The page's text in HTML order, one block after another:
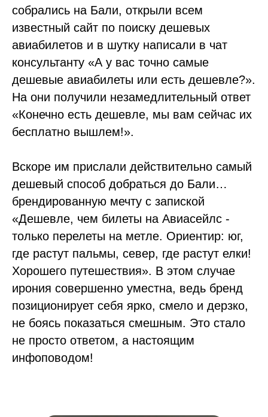
собрались на Бали, открыли всем
известный сайт по поиску дешевых
авиабилетов и в шутку написали в чат
консультанту «А у вас точно самые
дешевые авиабилеты или есть дешевле?».
На они получили незамедлительный ответ
«Конечно есть дешевле, мы вам сейчас их
бесплатно вышлем!».
Вскоре им прислали действительно самый
дешевый способ добраться до Бали…
брендированную мечту с запиской
«Дешевле, чем билеты на Авиасейлс -
только перелеты на метле. Ориентир: юг,
где растут пальмы, север, где растут елки!
Хорошего путешествия». В этом случае
ирония совершенно уместна, ведь бренд
позиционирует себя ярко, смело и дерзко,
не боясь показаться смешным. Это стало
не просто ответом, а настоящим
инфоповодом!